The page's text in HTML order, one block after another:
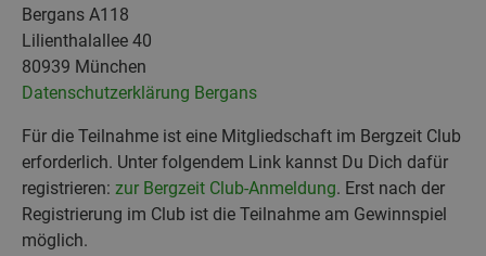
Bergans A118
Lilienthalallee 40
80939 München
Datenschutzerklärung Bergans
Für die Teilnahme ist eine Mitgliedschaft im Bergzeit Club
erforderlich. Unter folgendem Link kannst Du Dich dafür
registrieren: zur Bergzeit Club-Anmeldung. Erst nach der
Registrierung im Club ist die Teilnahme am Gewinnspiel
möglich.